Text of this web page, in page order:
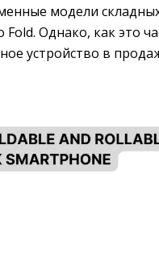
модели
Однако, как это
устройство в